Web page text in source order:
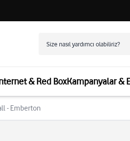
& Red BoxKampanyalar &
- Emberton